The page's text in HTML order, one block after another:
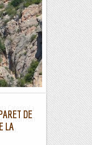
de
CaterinaLa
Joan Asín
DE
LA